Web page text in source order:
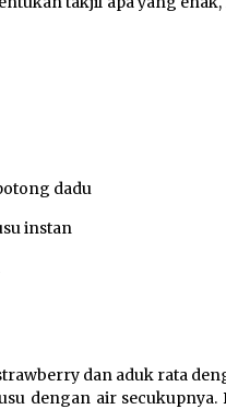
Menemani
untuk Kesehatan
2026
dadu
instan
dan aduk rata
dengan air